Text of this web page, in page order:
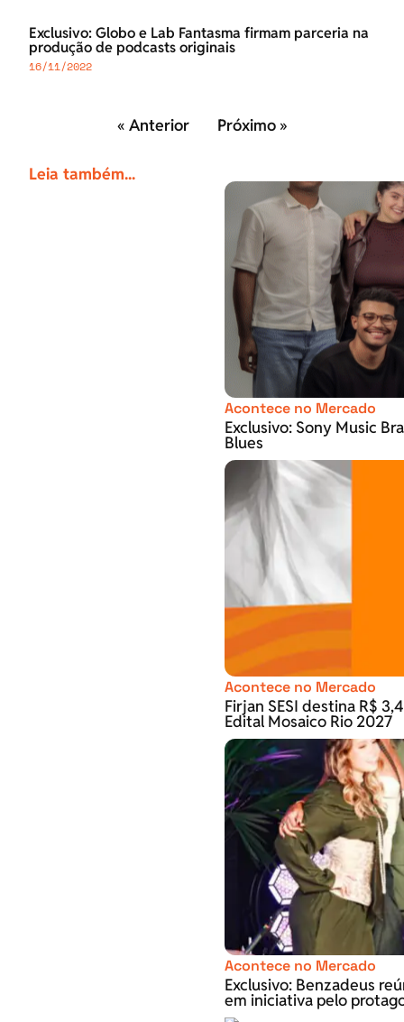
Exclusivo: Globo e Lab Fantasma firmam parceria na
produção de podcasts originais
16/11/2022
« Anterior Próximo »
Leia também...
Acontece no Mercado
Exclusivo: Sony Music
Blues
Acontece no Mercado
Firjan SESI destina R$
Edital Mosaico Rio 2027
Acontece no Mercado
Exclusivo: Benzadeus
em iniciativa pelo